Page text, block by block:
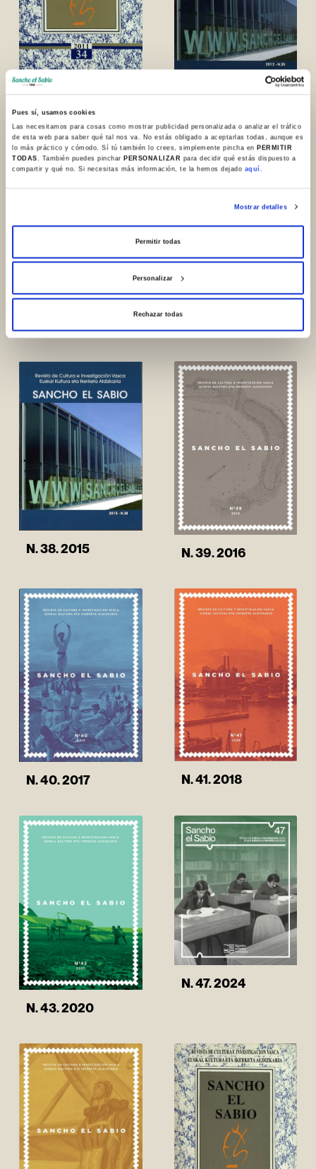
Pues sí, usamos cookies
Las necesitamos para cosas como mostrar publicidad personalizada o analizar el tráfico
de esta web para saber qué tal nos va. No estás obligado a aceptarlas todas, aunque es
lo más práctico y cómodo. Sí tú también lo crees, simplemente pincha en PERMITIR
TODAS . También puedes pinchar PERSONALIZAR para decidir qué estás dispuesto a
compartir y qué no. Si necesitas más información, te la hemos dejado aquí.
Mostrar detalles
Permitir todas
Personalizar
Rechazar todas
N. 38. 2015 N. 39. 2016
N. 40. 2017 N. 41. 2018
N. 43. 2020
N. 47. 2024